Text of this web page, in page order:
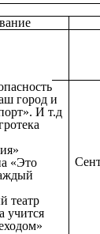
город и
И т.д
«Это
театр
учится